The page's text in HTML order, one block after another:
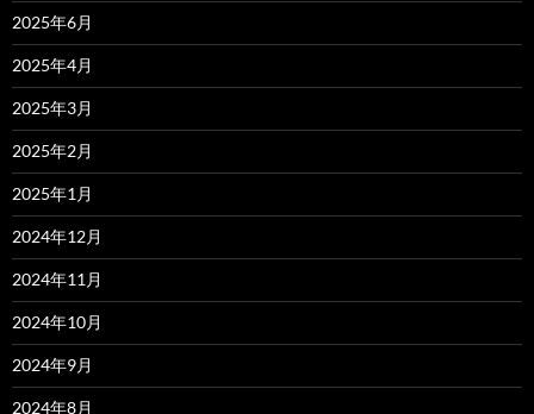
2025年6月
2025年4月
2025年3月
2025年2月
2025年1月
2024年12月
2024年11月
2024年10月
2024年9月
2024年8月